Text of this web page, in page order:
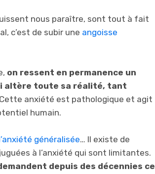
nous paraître, sont tout à fait
c’est de subir une angoisse
on ressent en permanence un
altère toute sa réalité, tant
anxiété est pathologique et agit
humain.
généralisée… Il existe de
à l’anxiété qui sont limitantes.
depuis des décennies ce